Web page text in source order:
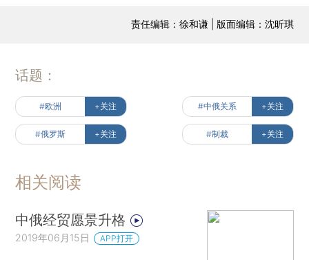
责任编辑：徐和谦 | 版面编辑：沈昕琪
话题：
#欧洲 +关注 #中俄关系 +关注
#俄罗斯 +关注 #制裁 +关注
相关阅读
中俄经贸愿景升格
2019年06月15日 APP打开